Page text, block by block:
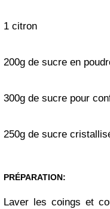
1 citron
200g de sucre en
300g de sucre pour
250g de sucre
PRÉPARATION:
Laver les coings et